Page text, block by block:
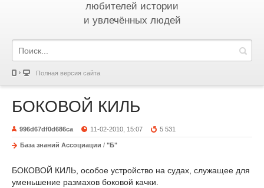
любителей истории
и увлечённых людей
Полная версия сайта
БОКОВОЙ КИЛЬ
996d67df0d686ca 11-02-2010, 15:07 5 531
База знаний Ассоциации / "Б"
БОКОВОЙ КИЛЬ, особое устройство на судах, служащее для
уменьшение размахов боковой качки.